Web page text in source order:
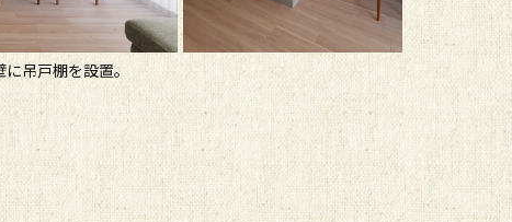
吊戸棚を設置。